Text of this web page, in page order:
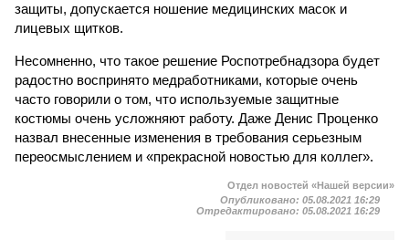
защиты, допускается ношение медицинских масок и
лицевых щитков.
Несомненно, что такое решение Роспотребнадзора будет
радостно воспринято медработниками, которые очень
часто говорили о том, что используемые защитные
костюмы очень усложняют работу. Даже Денис Проценко
назвал внесенные изменения в требования серьезным
переосмыслением и «прекрасной новостью для коллег».
Отдел новостей «Нашей версии»
Опубликовано: 05.08.2021 16:29
Отредактировано: 05.08.2021 16:29